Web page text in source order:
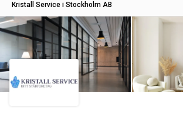
Kristall Service i Stockholm AB